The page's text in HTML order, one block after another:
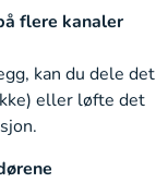
flere kanaler
kan du dele det
eller løfte det